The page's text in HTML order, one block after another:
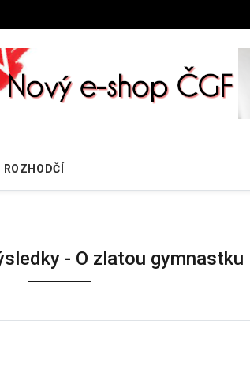
ROZHODČÍ
- O zlatou gymnastku